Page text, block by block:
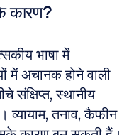
कारण?
भाषा में
में अचानक होने वाली
संक्षिप्त, स्थानीय
तनाव, कैफीन